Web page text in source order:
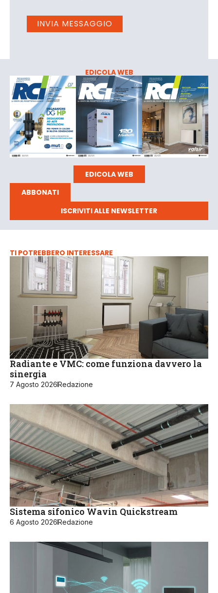
EDICOLA WEB
EDICOLA WEB
ABBONATI
ISCRIVITI ALLE NEWSLETTER
TI POTREBBERO INTERESSARE
Radiante e VMC: come funziona davvero la
sinergia
7 Agosto 2026Redazione
Sistema sifonico Wavin Quickstream
6 Agosto 2026Redazione